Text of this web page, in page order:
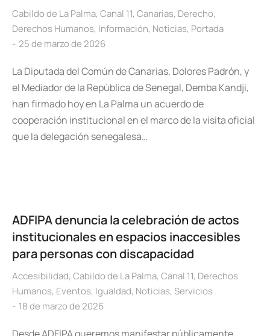
Cabildo de La Palma, Canal 11, Canarias, Derecho,
Derechos Humanos, Información, Noticias, Portada
25 de marzo de 2026
La Diputada del Común de Canarias, Dolores Padrón, y
el Mediador de la República de Senegal, Demba Kandji,
han firmado hoy en La Palma un acuerdo de
cooperación institucional en el marco de la visita oficial
que la delegación senegalesa…
ADFIPA denuncia la celebración de actos
institucionales en espacios inaccesibles
para personas con discapacidad
Accesibilidad, Cabildo de La Palma, Canal 11, Derechos
Humanos, Eventos, Igualdad, Noticias, Servicios
18 de marzo de 2026